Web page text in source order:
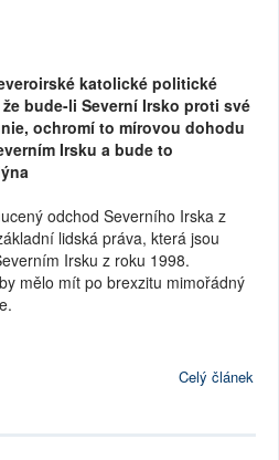
katolické politické
bude-li Severní Irsko proti své
ochromí to mírovou dohodu
Irsku a bude to
odchod Severního Irska z
lidská práva, která jsou
Irsku z roku 1998.
mělo mít po brexzitu mimořádný
Celý článek